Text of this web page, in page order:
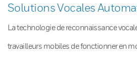
Solutions Vocales
La technologie de reconnaissance
travailleurs mobiles de fonctionner en